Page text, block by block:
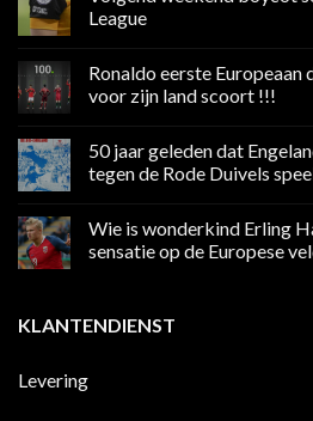
League
op
weekend
media
in
Premier
Ronaldo eerste Europeaan
voor zijn land scoort !!!
op
Ronaldo
eerste
meer
100
land
scoort
50 jaar geleden dat
tegen de Rode Duivels
op
jaar
nog
eens
tegen
Wie is wonderkind Erling
sensatie op de Europese
Wie
is
Haaland,
KLANTENDIENST
Levering